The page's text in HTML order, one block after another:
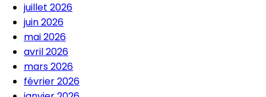
juillet 2026
juin 2026
mai 2026
avril 2026
mars 2026
février 2026